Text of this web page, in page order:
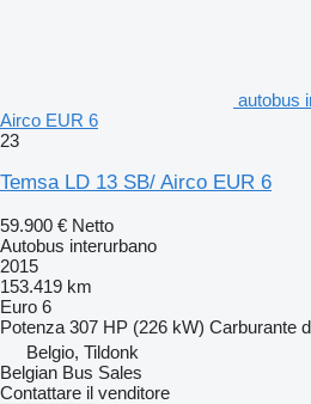
autobus
Airco EUR 6
23
Temsa LD 13 SB/ Airco EUR 6
59.900 € Netto
Autobus interurbano
2015
153.419 km
Euro 6
Potenza 307 HP (226 kW) Carburante
Belgio, Tildonk
Belgian Bus Sales
Contattare il venditore